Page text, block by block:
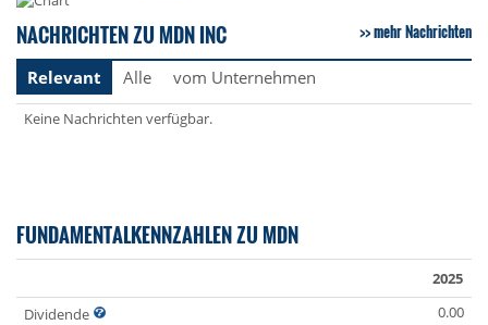
NACHRICHTEN ZU MDN INC mehr Nachrichten
Relevant Alle vom Unternehmen
Keine Nachrichten verfügbar.
FUNDAMENTALKENNZAHLEN ZU MDN
2025
Dividende
0.00